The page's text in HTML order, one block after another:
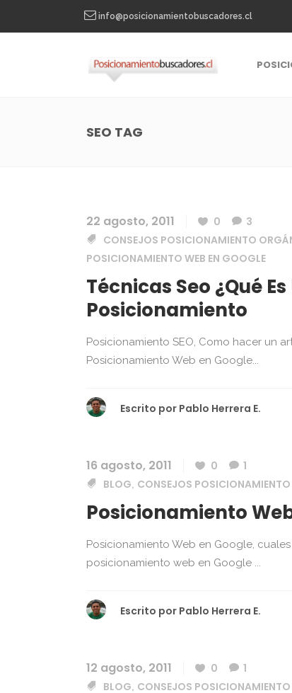
info@posicionamientobuscadores.cl
SEO TAG
22 agosto, 2011 0
3
CONSEJOS POSICIONAMIENTO
POSICIONAMIENTO WEB EN GOOGLE
Técnicas Seo ¿Qué
Posicionamiento
Posicionamiento SEO, Como hacer un
Posicionamiento Web en Google...
Escrito por Pablo Herrera E.
16 agosto, 2011 0
1
BLOG, CONSEJOS
Posicionamiento
Posicionamiento Web en Google,
posicionamiento web en Google ...
Escrito por Pablo Herrera E.
12 agosto, 2011 0
1
BLOG, CONSEJOS